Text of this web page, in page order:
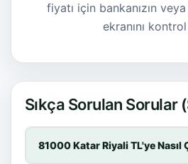
fiyatı için bankanızın
ekranını
Sıkça Sorulan Sorular
81000 Katar Riyali TL'ye Nasıl